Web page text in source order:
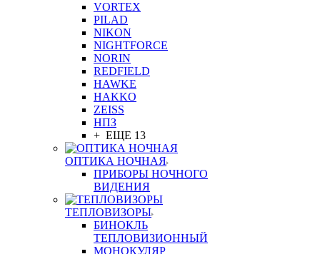
VORTEX
PILAD
NIKON
NIGHTFORCE
NORIN
REDFIELD
HAWKE
HAKKO
ZEISS
НПЗ
+ ЕЩЕ 13
ОПТИКА НОЧНАЯ
ПРИБОРЫ НОЧНОГО
ВИДЕНИЯ
ТЕПЛОВИЗОРЫ
БИНОКЛЬ
ТЕПЛОВИЗИОННЫЙ
МОНОКУЛЯР